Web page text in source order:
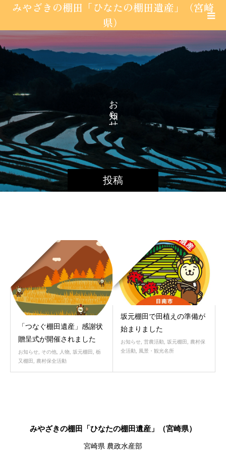
みやざきの棚田「ひなたの棚田遺産」（宮崎
県）
投稿
お
ら
せ
「つなぐ棚田遺産」感謝状
贈呈式が開催されました
お知らせ, その他, 人物, 坂元棚田, 栃
又棚田, 農村保全活動
坂元棚田で田植えの準備が
始まりました
お知らせ, 営農活動, 坂元棚田, 農村保
全活動, 風景・観光名所
みやざきの棚田「ひなたの棚田遺産」（宮崎県）
宮崎県 農政水産部